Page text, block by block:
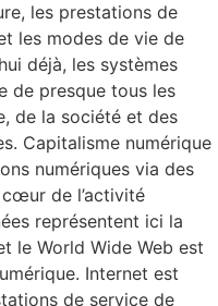
les prestations de
les modes de vie de
déjà, les systèmes
de presque tous les
de la société et des
Capitalisme numérique
numériques via des
de l’activité
représentent ici la
le World Wide Web est
Internet est
de service de